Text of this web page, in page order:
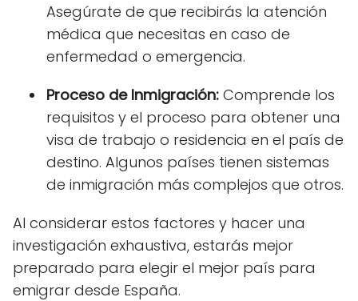
Asegúrate de que recibirás la atención
médica que necesitas en caso de
enfermedad o emergencia.
Proceso de Inmigración: Comprende los
requisitos y el proceso para obtener una
visa de trabajo o residencia en el país de
destino. Algunos países tienen sistemas
de inmigración más complejos que otros.
Al considerar estos factores y hacer una
investigación exhaustiva, estarás mejor
preparado para elegir el mejor país para
emigrar desde España.